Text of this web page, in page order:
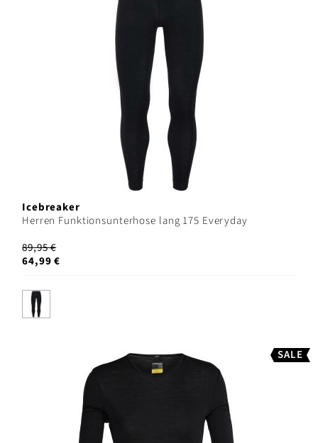
Icebreaker
Herren Funktionsunterhose lang 175 Everyday
89,95 €
64,99 €
SALE